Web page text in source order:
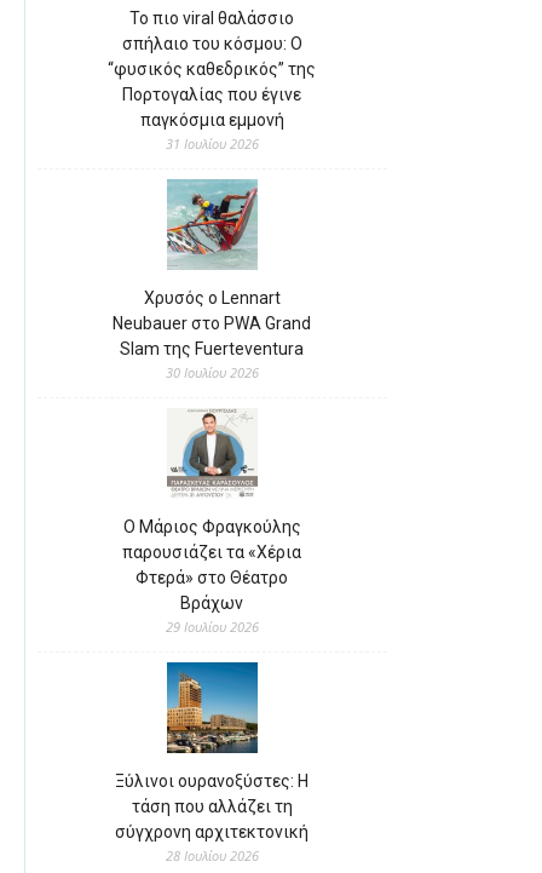
Το πιο viral θαλάσσιο
σπήλαιο του κόσμου: Ο
“φυσικός καθεδρικός” της
Πορτογαλίας που έγινε
παγκόσμια εμμονή
31 Ιουλίου 2026
Χρυσός ο Lennart
Neubauer στο PWA Grand
Slam της Fuerteventura
30 Ιουλίου 2026
Ο Μάριος Φραγκούλης
παρουσιάζει τα «Χέρια
Φτερά» στο Θέατρο
Βράχων
29 Ιουλίου 2026
Ξύλινοι ουρανοξύστες: Η
τάση που αλλάζει τη
σύγχρονη αρχιτεκτονική
28 Ιουλίου 2026